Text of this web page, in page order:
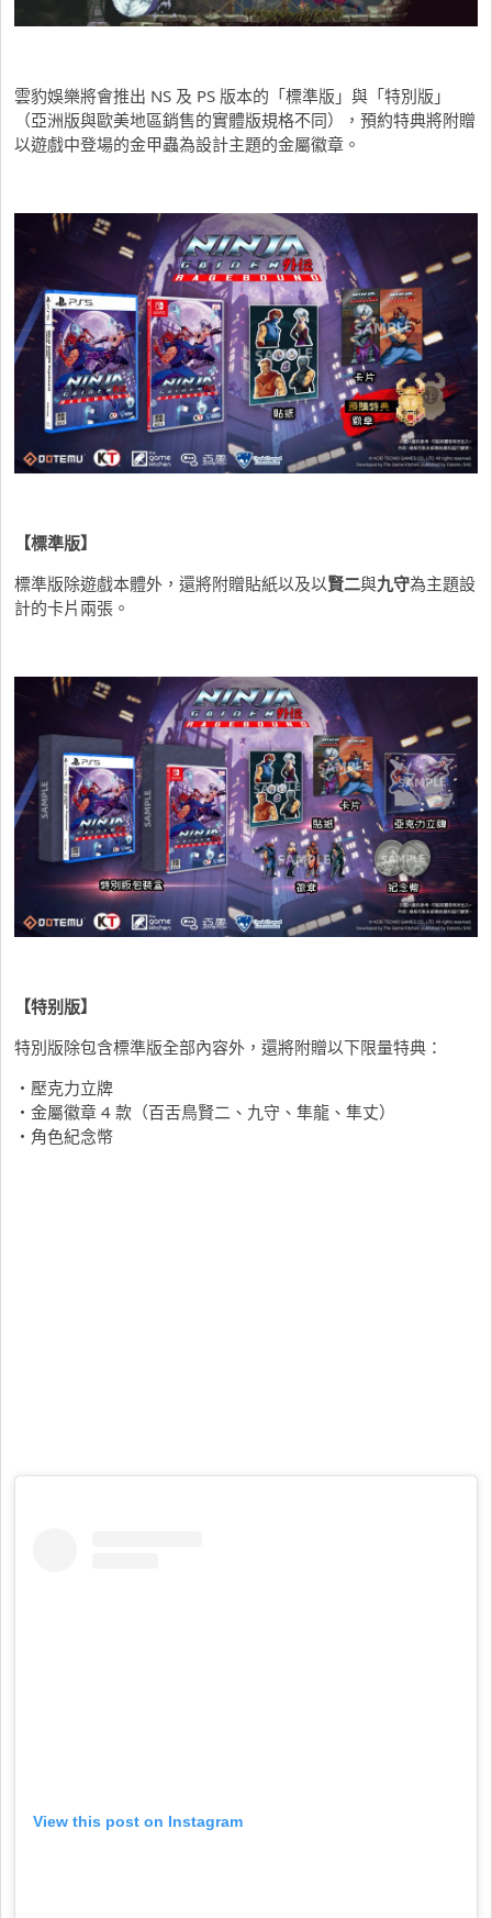
雲豹娛樂將會推出 NS 及 PS 版本的「標準版」與「特別版」
（亞洲版與歐美地區銷售的實體版規格不同）， 預約特典將附贈
以遊戲中登場的金甲蟲為設計主題的金屬徽章。
【標準版】
標準版除遊戲本體外，還將附贈貼紙以及以賢二與九守為主題設
計的卡片兩張。
【特别版】
特別版除包含標準版全部內容外，還將附贈以下限量特典：
・壓克力立牌
・金屬徽章 4 款（百舌鳥賢二、九守、隼龍、隼丈）
・角色紀念幣
View this post on Instagram